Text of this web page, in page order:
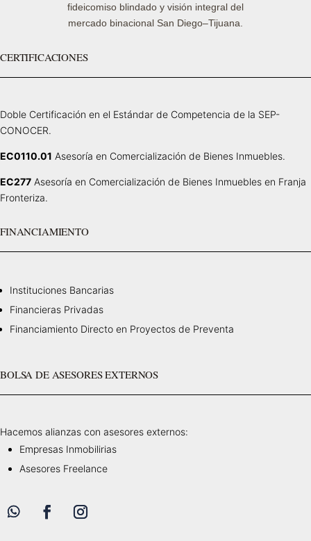
fideicomiso blindado y visión integral del
mercado binacional San Diego–Tijuana.
CERTIFICACIONES
Doble Certificación en el Estándar de Competencia de la SEP-
CONOCER.
EC0110.01 Asesoría en Comercialización de Bienes Inmuebles.
EC277 Asesoría en Comercialización de Bienes Inmuebles en Franja
Fronteriza.
FINANCIAMIENTO
Instituciones Bancarias
Financieras Privadas
Financiamiento Directo en Proyectos de Preventa
BOLSA DE ASESORES EXTERNOS
Hacemos alianzas con asesores externos:
Empresas Inmobilirias
Asesores Freelance